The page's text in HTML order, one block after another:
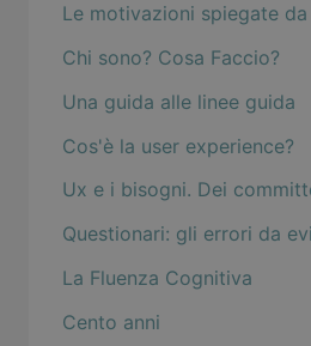
Le motivazioni spiegate
Chi sono? Cosa Faccio?
Una guida alle linee guida
Cos'è la user experience?
Ux e i bisogni. Dei
Questionari: gli errori da
La Fluenza Cognitiva
Cento anni